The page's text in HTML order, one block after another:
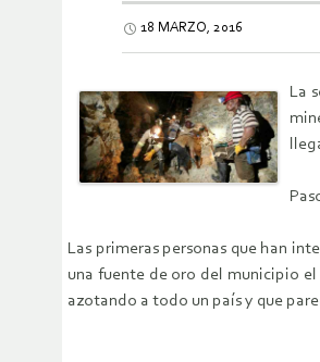
18 MARZO, 2016
La
Las primeras perso­nas que han
una fuente de oro del municipio el
azo­tando a todo un país y que